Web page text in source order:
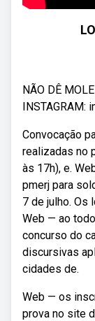
NÃO DÊ
Convocação
realizadas no
às 17h), e.
pmerj para
7 de julho. Os
Web — ao
concurso do
discursivas
cidades de.
Web — os
prova no site